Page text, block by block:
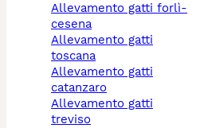
allevamento gatti forlì-
cesena
allevamento gatti
toscana
allevamento gatti
catanzaro
allevamento gatti
treviso